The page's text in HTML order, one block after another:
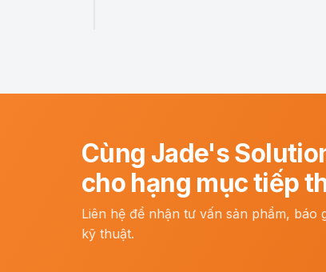
Cùng Jade's
cho hạng mục tiếp
Liên hệ để nhận tư vấn sản phẩm, báo
kỹ thuật.